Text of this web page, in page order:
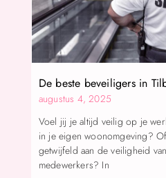
De beste beveiligers in
augustus 4, 2025
Voel jij je altijd veilig op je
in je eigen woonomgeving?
getwijfeld aan de veiligheid
medewerkers? In